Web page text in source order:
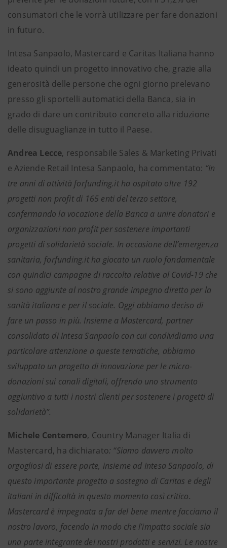
consumatori che le vorrà utilizzare per fare donazioni
in futuro.
Intesa Sanpaolo, Mastercard e Caritas Italiana hanno
ideato quindi un progetto innovativo che, grazie alla
generosità delle persone che ogni giorno prelevano
presso gli sportelli automatici della Banca, sia in
grado di dare un contributo concreto alla riduzione
delle disuguaglianze in tutto il Paese.
Andrea Lecce, responsabile Sales & Marketing Privati
e Aziende Retail Intesa Sanpaolo, ha commentato: “In
tre anni di attività forfunding.it ha ospitato oltre 192
progetti non profit di 165 enti del terzo settore,
confermando la vocazione della Banca a unire donatori e
organizzazioni non profit per sostenere importanti
progetti di solidarietà sociale. In occasione dell’emergenza
sanitaria, forfunding.it ha giocato un ruolo fondamentale
con quindici campagne di raccolta relative al Covid-19 che
si sono aggiunte al nostro grande impegno diretto per la
sanità italiana e per il sociale. Oggi abbiamo deciso di
fare un passo in più. Insieme a Mastercard, partner
consolidato di Intesa Sanpaolo con cui condividiamo una
particolare attenzione a queste tematiche, abbiamo
sviluppato un progetto di innovazione per le micro-
donazioni sui canali digitali, offrendo uno strumento
aggiuntivo a tutti i nostri clienti per sostenere i progetti di
solidarietà”.
Michele Centemero, Country Manager Italia di
Mastercard, ha dichiarato: “Siamo davvero molto
orgogliosi di essere parte, insieme ad Intesa Sanpaolo, di
questo importante progetto a sostegno di Caritas e degli
italiani in difficoltà in questo momento così critico.
Mastercard è impegnata a far del bene mentre facciamo il
nostro lavoro, facendo in modo che l’impatto sociale sia
una parte integrante dei nostri prodotti e servizi. Le nostre